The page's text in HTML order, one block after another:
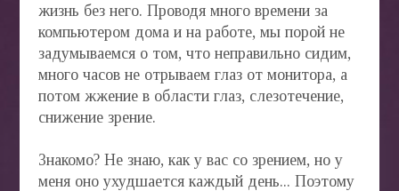
жизнь без него. Проводя много времени за
компьютером дома и на работе, мы порой не
задумываемся о том, что неправильно сидим,
много часов не отрываем глаз от монитора, а
потом жжение в области глаз, слезотечение,
снижение зрение.
Знакомо? Не знаю, как у вас со зрением, но у
меня оно ухудшается каждый день... Поэтому